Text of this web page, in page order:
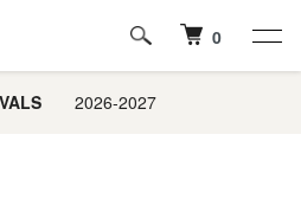
0
2026-2027